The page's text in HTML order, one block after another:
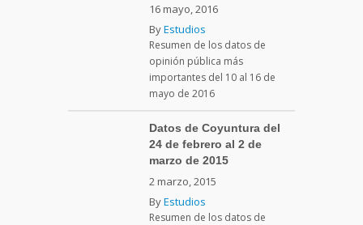
16 mayo, 2016
ByEstudios
Resumen de los datos de
opinión pública más
importantes del 10 al 16 de
mayo de 2016
Datos de Coyuntura del
24 de febrero al 2 de
marzo de 2015
2 marzo, 2015
ByEstudios
Resumen de los datos de